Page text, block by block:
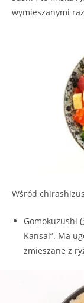
wymieszanymi
Wśród
Gomokuzushi
Kansai”. Ma
zmieszane z